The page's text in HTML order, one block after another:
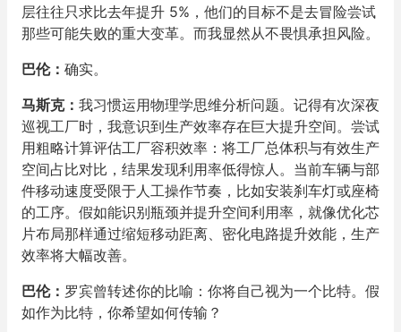
层往往只求比去年提升 5%，他们的目标不是去冒险尝试
那些可能失败的重大变革。而我显然从不畏惧承担风险。
巴伦： 确实。
马斯克： 我习惯运用物理学思维分析问题。记得有次深夜
巡视工厂时，我意识到生产效率存在巨大提升空间。尝试
用粗略计算评估工厂容积效率：将工厂总体积与有效生产
空间占比对比，结果发现利用率低得惊人。当前车辆与部
件移动速度受限于人工操作节奏，比如安装刹车灯或座椅
的工序。假如能识别瓶颈并提升空间利用率，就像优化芯
片布局那样通过缩短移动距离、密化电路提升效能，生产
效率将大幅改善。
巴伦： 罗宾曾转述你的比喻：你将自己视为一个比特。假
如作为比特，你希望如何传输？